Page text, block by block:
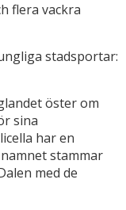
flera vackra
stadsportar:
öster om
sina
har en
stammar
med de